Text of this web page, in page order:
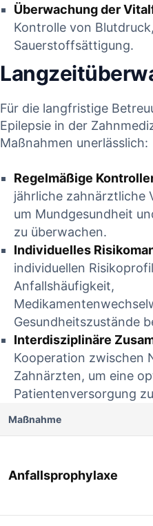
Überwachung der
Kontrolle ​von​
Sauerstoffsättigung.
Für die‍ langfristige⁤
Epilepsie ​in der
Maßnahmen unerlässlich:
Regelmäßige
jährliche zahnärztliche
um ⁢Mundgesundheit
zu überwachen.
Individuelles
individuellen
Anfallshäufigkeit,
Gesundheitszustände
Interdisziplinäre⁣
Kooperation zwischen
Zahnärzten, um eine​
Patientenversorgung
Maßnahme
Anfallsprophylaxe